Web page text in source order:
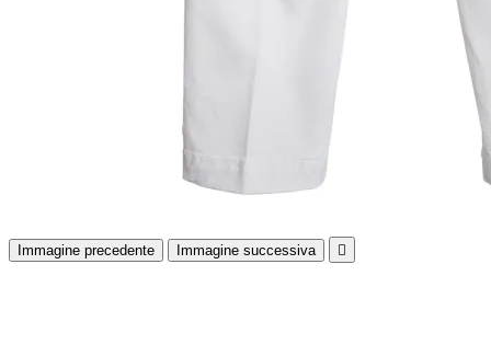
Immagine precedente Immagine successiva 